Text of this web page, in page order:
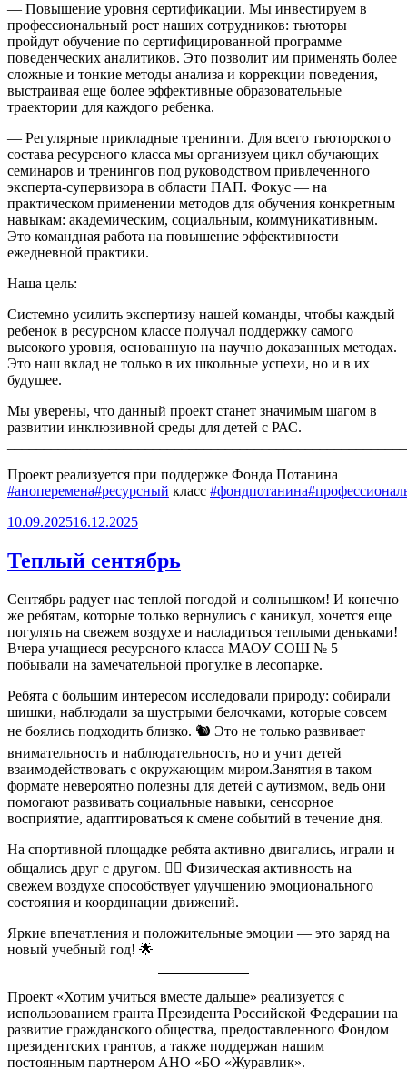
— Повышение уровня сертификации. Мы инвестируем в
профессиональный рост наших сотрудников: тьюторы
пройдут обучение по сертифицированной программе
поведенческих аналитиков. Это позволит им применять более
сложные и тонкие методы анализа и коррекции поведения,
выстраивая еще более эффективные образовательные
траектории для каждого ребенка.
— Регулярные прикладные тренинги. Для всего тьюторского
состава ресурсного класса мы организуем цикл обучающих
семинаров и тренингов под руководством привлеченного
эксперта-супервизора в области ПАП. Фокус — на
практическом применении методов для обучения конкретным
навыкам: академическим, социальным, коммуникативным.
Это командная работа на повышение эффективности
ежедневной практики.
Наша цель:
Системно усилить экспертизу нашей команды, чтобы каждый
ребенок в ресурсном классе получал поддержку самого
высокого уровня, основанную на научно доказанных методах.
Это наш вклад не только в их школьные успехи, но и в их
будущее.
Мы уверены, что данный проект станет значимым шагом в
развитии инклюзивной среды для детей с РАС.
Проект реализуется при поддержке Фонда Потанина
#аноперемена#ресурсный класс #фондпотанина
Опубликовано
10.09.202516.12.2025
Теплый сентябрь
Сентябрь радует нас теплой погодой и солнышком! И конечно
же ребятам, которые только вернулись с каникул, хочется еще
погулять на свежем воздухе и насладиться теплыми деньками!
Вчера учащиеся ресурсного класса МАОУ СОШ № 5
побывали на замечательной прогулке в лесопарке.
Ребята с большим интересом исследовали природу: собирали
шишки, наблюдали за шустрыми белочками, которые совсем
не боялись подходить близко. 🐿 Это не только развивает
внимательность и наблюдательность, но и учит детей
взаимодействовать с окружающим миром.Занятия в таком
формате невероятно полезны для детей с аутизмом, ведь они
помогают развивать социальные навыки, сенсорное
восприятие, адаптироваться к смене событий в течение дня.
На спортивной площадке ребята активно двигались, играли и
общались друг с другом. 🏃‍♂ Физическая активность на
свежем воздухе способствует улучшению эмоционального
состояния и координации движений.
Яркие впечатления и положительные эмоции — это заряд на
новый учебный год! 🌟
Проект «Хотим учиться вместе дальше» реализуется с
использованием гранта Президента Российской Федерации на
развитие гражданского общества, предоставленного Фондом
президентских грантов, а также поддержан нашим
постоянным партнером АНО «БО «Журавлик».